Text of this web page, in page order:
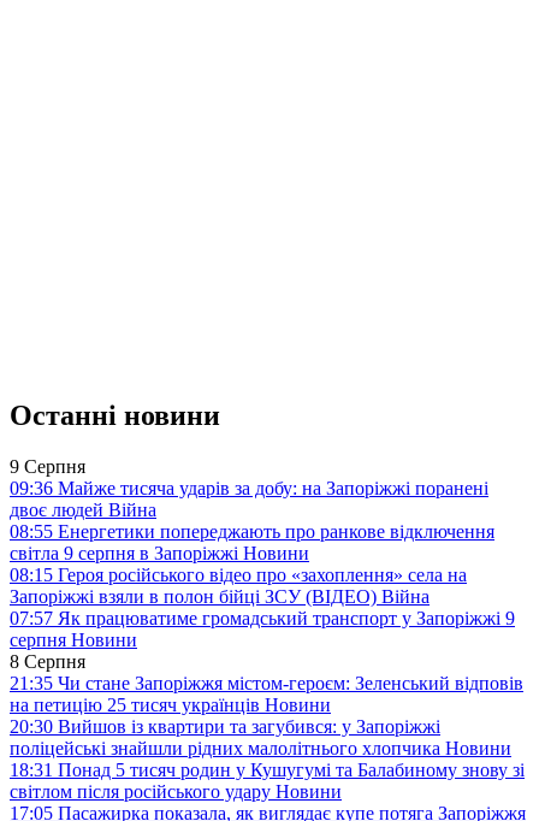
Останні новини
9 Серпня
09:36 Майже тисяча ударів за добу: на Запоріжжі поранені
двоє людей Війна
08:55 Енергетики попереджають про ранкове відключення
світла 9 серпня в Запоріжжі Новини
08:15 Героя російського відео про «захоплення» села на
Запоріжжі взяли в полон бійці ЗСУ (ВІДЕО) Війна
07:57 Як працюватиме громадський транспорт у Запоріжжі 9
серпня Новини
8 Серпня
21:35 Чи стане Запоріжжя містом-героєм: Зеленський відповів
на петицію 25 тисяч українців Новини
20:30 Вийшов із квартири та загубився: у Запоріжжі
поліцейські знайшли рідних малолітнього хлопчика Новини
18:31 Понад 5 тисяч родин у Кушугумі та Балабиному знову зі
світлом після російського удару Новини
17:05 Пасажирка показала, як виглядає купе потяга Запоріжжя